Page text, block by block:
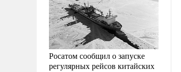
Росатом сообщил о запуске
регулярных рейсов китайских